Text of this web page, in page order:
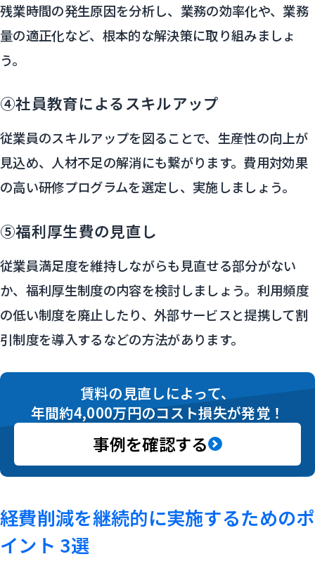
残業時間の発生原因を分析し、業務の効率化や、業務
量の適正化など、根本的な解決策に取り組みましょ
う。
④社員教育によるスキルアップ
従業員のスキルアップを図ることで、生産性の向上が
見込め、人材不足の解消にも繋がります。費用対効果
の高い研修プログラムを選定し、実施しましょう。
⑤福利厚生費の見直し
従業員満足度を維持しながらも見直せる部分がない
か、福利厚生制度の内容を検討しましょう。利用頻度
の低い制度を廃止したり、外部サービスと提携して割
引制度を導入するなどの方法があります。
賃料の見直しによって、
年間約4,000万円のコスト損失が発覚！
事例を確認する
経費削減を継続的に実施するためのポ
イント 3選